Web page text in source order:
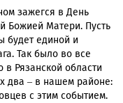
зажегся в День
Божией Матери. Пусть
будет единой и
Так было во все
в Рязанской области
два – в нашем районе:
с этим событием.